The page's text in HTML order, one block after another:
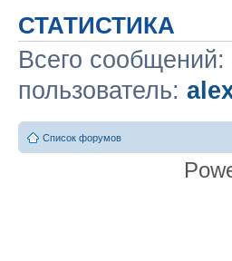
СТАТИСТИКА
Всего сообщений:
пользователь:
Список форумов